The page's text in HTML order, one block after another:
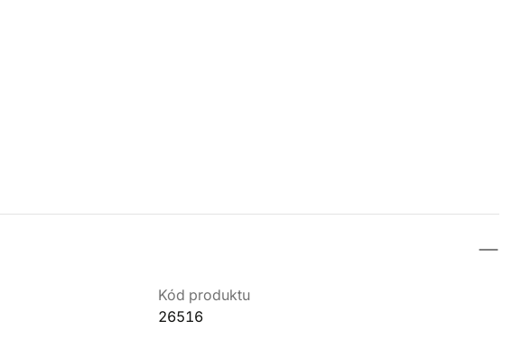
Kód produktu
26516